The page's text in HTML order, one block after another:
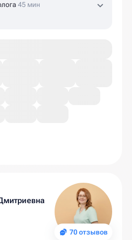
45 мин
70 отзывов